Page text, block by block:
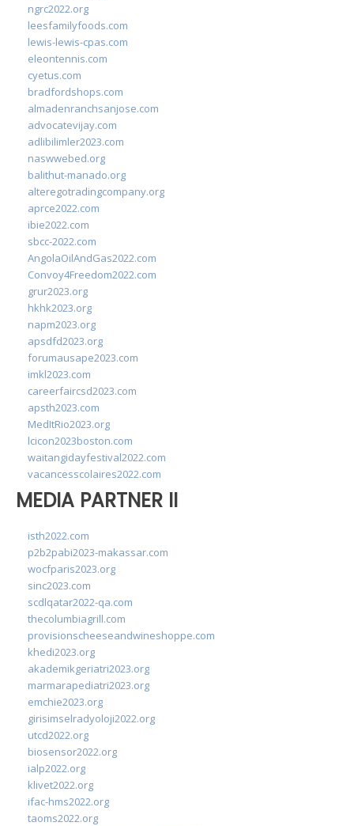
ngrc2022.org
leesfamilyfoods.com
lewis-lewis-cpas.com
eleontennis.com
cyetus.com
bradfordshops.com
almadenranchsanjose.com
advocatevijay.com
adlibilimler2023.com
naswwebed.org
balithut-manado.org
alteregotradingcompany.org
aprce2022.com
ibie2022.com
sbcc-2022.com
AngolaOilAndGas2022.com
Convoy4Freedom2022.com
grur2023.org
hkhk2023.org
napm2023.org
apsdfd2023.org
forumausape2023.com
imkl2023.com
careerfaircsd2023.com
apsth2023.com
MedItRio2023.org
lcicon2023boston.com
waitangidayfestival2022.com
vacancesscolaires2022.com
MEDIA PARTNER II
isth2022.com
p2b2pabi2023-makassar.com
wocfparis2023.org
sinc2023.com
scdlqatar2022-qa.com
thecolumbiagrill.com
provisionscheeseandwineshoppe.com
khedi2023.org
akademikgeriatri2023.org
marmarapediatri2023.org
emchie2023.org
girisimselradyoloji2022.org
utcd2022.org
biosensor2022.org
ialp2022.org
klivet2022.org
ifac-hms2022.org
taoms2022.org